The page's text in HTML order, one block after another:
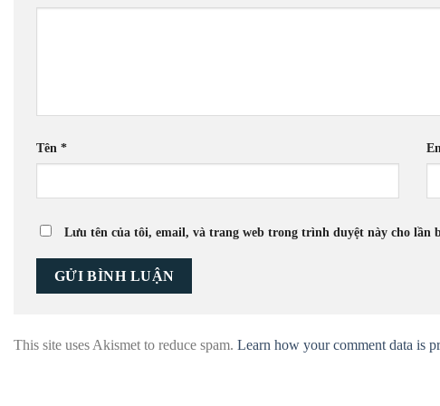
Tên *
Lưu tên của tôi, email, và trang web trong trình duyệt này cho lần
This site uses Akismet to reduce spam. Learn how your comment data is